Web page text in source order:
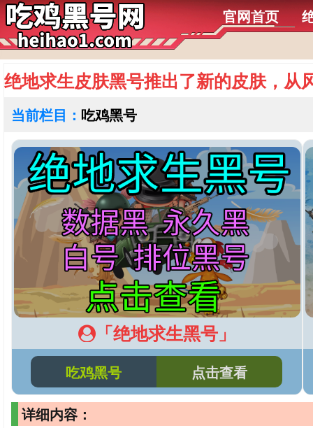
官网首页
绝地求生皮肤黑号推出了新的皮肤，从
当前栏目： 吃鸡黑号
「绝地求生黑号」
吃鸡黑号 点击查看
详细内容：